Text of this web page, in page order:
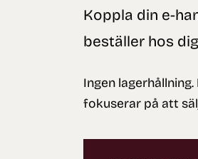
Koppla din e-
beställer hos
Ingen
fokuserar på att